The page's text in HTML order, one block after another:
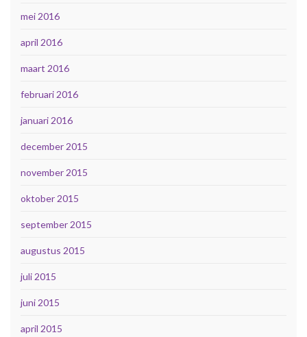
mei 2016
april 2016
maart 2016
februari 2016
januari 2016
december 2015
november 2015
oktober 2015
september 2015
augustus 2015
juli 2015
juni 2015
april 2015